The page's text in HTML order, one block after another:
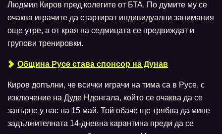
Людмил Киров пред колегите от БТА. По думите му се
очаква играчите да стартират индивидуални занимания
още утре, а от края на седмицата се предвиждат и
групови тренировки.
Община Русе става спонсор на Дунав
Киров допълни, че всички играчи на тима са в Русе, с
изключение на Дуде Ндонгала, който се очаква да се
завърне у нас на 15 май. Той обаче ще трябва да мине
задължителната 14-дневна карантина преди да се